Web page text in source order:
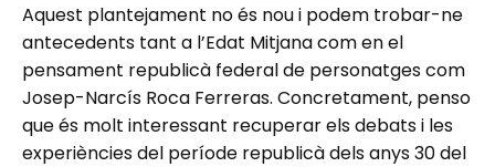
Aquest plantejament no és nou i podem trobar-ne
antecedents tant a l’Edat Mitjana com en el
pensament republicà federal de personatges com
Josep-Narcís Roca Ferreras. Concretament, penso
que és molt interessant recuperar els debats i les
experiències del període republicà dels anys 30 del